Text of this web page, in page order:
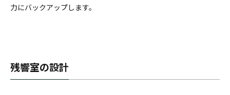
力にバックアップします。
残響室の設計